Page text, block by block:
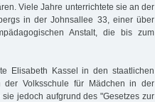
Viele Jahre unterrichtete sie an der
in der Johnsallee 33, einer über
Anstalt, die bis zum
Elisabeth Kassel in den staatlichen
Volksschule für Mädchen in der
jedoch aufgrund des "Gesetzes zur